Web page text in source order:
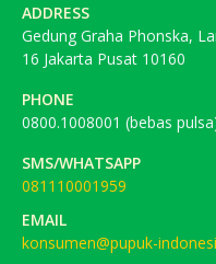
ADDRESS
Gedung Graha Phonska,
16 Jakarta Pusat 10160
PHONE
0800.1008001 (bebas
SMS/WHATSAPP
081110001959
EMAIL
konsumen@pupuk-